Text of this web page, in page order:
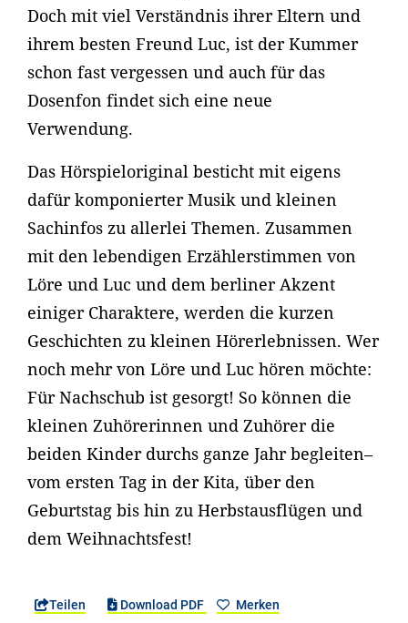
Doch mit viel Verständnis ihrer Eltern und
ihrem besten Freund Luc, ist der Kummer
schon fast vergessen und auch für das
Dosenfon findet sich eine neue
Verwendung.
Das Hörspieloriginal besticht mit eigens
dafür komponierter Musik und kleinen
Sachinfos zu allerlei Themen. Zusammen
mit den lebendigen Erzählerstimmen von
Löre und Luc und dem berliner Akzent
einiger Charaktere, werden die kurzen
Geschichten zu kleinen Hörerlebnissen. Wer
noch mehr von Löre und Luc hören möchte:
Für Nachschub ist gesorgt! So können die
kleinen Zuhörerinnen und Zuhörer die
beiden Kinder durchs ganze Jahr begleiten–
vom ersten Tag in der Kita, über den
Geburtstag bis hin zu Herbstausflügen und
dem Weihnachtsfest!
Teilen Download PDF Merken